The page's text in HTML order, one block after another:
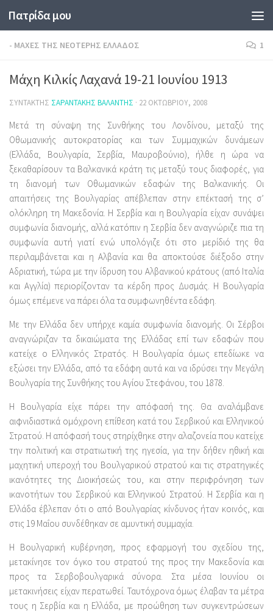
Skip to content
Πατρίδα μου
- ΜΆΧΕΣ ΤΗΣ ΝΕΌΤΕΡΗΣ ΕΛΛΆΔΟΣ 1
Μάχη Κιλκίς Λαχανά 19-21 Ιουνίου 1913
ΣΥΝΤΆΚΤΗΣ ΣΑΡΑΝΤΆΚΗΣ ΒΑΛΆΝΤΗΣ · 22 ΟΚΤΩΒΡΊΟΥ, 2008
Μετά τη σύναψη της Συνθήκης του Λονδίνου, μεταξύ της
Οθωμανικής αυτοκρατορίας και των Συμμαχικών δυνάμεων
(Ελλάδα, Βουλγαρία, Σερβία, Μαυροβούνιο), ήλθε η ώρα να
ξεκαθαρίσουν τα Βαλκανικά κράτη τις μεταξύ τους διαφορές, για
τη διανομή των Οθωμανικών εδαφών της Βαλκανικής. Οι
απαιτήσεις της Βουλγαρίας απέβλεπαν στην επέκτασή της σ’
ολόκληρη τη Μακεδονία. Η Σερβία και η Βουλγαρία είχαν συνάψει
συμφωνία διανομής, αλλά κατόπιν η Σερβία δεν αναγνώριζε πια τη
συμφωνία αυτή γιατί ενώ υπολόγιζε ότι στο μερίδιό της θα
περιλαμβάνεται και η Αλβανία και θα αποκτούσε διέξοδο στην
Αδριατική, τώρα με την ίδρυση του Αλβανικού κράτους (από Ιταλία
και Αγγλία) περιορίζονταν τα κέρδη προς Δυσμάς. Η Βουλγαρία
όμως επέμενε να πάρει όλα τα συμφωνηθέντα εδάφη.
Με την Ελλάδα δεν υπήρχε καμία συμφωνία διανομής. Οι Σέρβοι
αναγνώριζαν τα δικαιώματα της Ελλάδας επί των εδαφών που
κατείχε ο Ελληνικός Στρατός. Η Βουλγαρία όμως επεδίωκε να
εξώσει την Ελλάδα, από τα εδάφη αυτά και να ιδρύσει την Μεγάλη
Βουλγαρία της Συνθήκης του Αγίου Στεφάνου, του 1878.
Η Βουλγαρία είχε πάρει την απόφασή της. Θα αναλάμβανε
αιφνιδιαστικά ομόχρονη επίθεση κατά του Σερβικού και Ελληνικού
Στρατού. Η απόφασή τους στηρίχθηκε στην αλαζονεία που κατείχε
την πολιτική και στρατιωτική της ηγεσία, για την δήθεν ηθική και
μαχητική υπεροχή του Βουλγαρικού στρατού και τις στρατηγικές
ικανότητες της Διοικήσεώς του, και στην περιφρόνηση των
ικανοτήτων του Σερβικού και Ελληνικού Στρατού. Η Σερβία και η
Ελλάδα έβλεπαν ότι ο από Βουλγαρίας κίνδυνος ήταν κοινός, και
στις 19 Μαΐου συνδέθηκαν σε αμυντική συμμαχία.
Η Βουλγαρική κυβέρνηση, προς εφαρμογή του σχεδίου της,
μετακίνησε τον όγκο του στρατού της προς την Μακεδονία και
προς τα Σερβοβουλγαρικά σύνορα. Στα μέσα Ιουνίου οι
μετακινήσεις είχαν περατωθεί. Ταυτόχρονα όμως έλαβαν τα μέτρα
τους η Σερβία και η Ελλάδα, με προώθηση των συγκεντρώσεων